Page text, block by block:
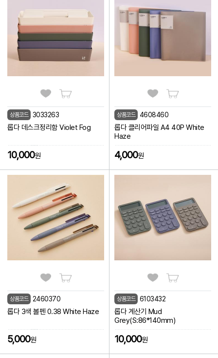
상품코드 3033263
롭다 데스크정리함 Violet Fog
10,000원
상품코드 4608460
롭다 클리어파일 A4 40P White
Haze
4,000원
상품코드 2460370
롭다 3색 볼펜 0.38 White Haze
5,000원
상품코드 6103432
롭다 계산기 Mud
Grey(S:86*140mm)
10,000원